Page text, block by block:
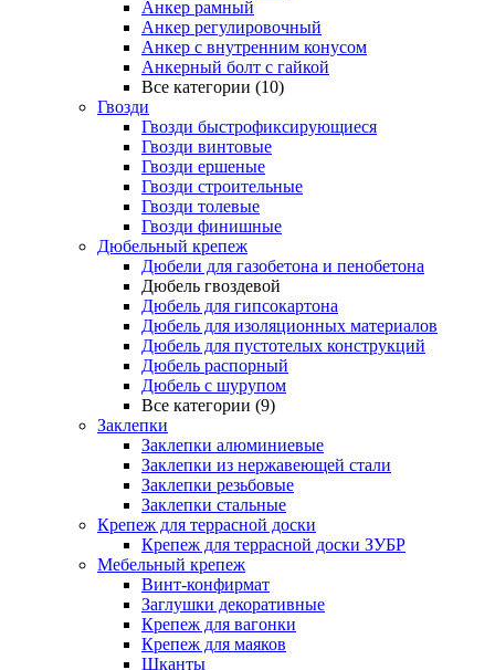
Анкер рамный
Анкер регулировочный
Анкер с внутренним конусом
Анкерный болт с гайкой
Все категории (10)
Гвозди
Гвозди быстрофиксирующиеся
Гвозди винтовые
Гвозди ершеные
Гвозди строительные
Гвозди толевые
Гвозди финишные
Дюбельный крепеж
Дюбели для газобетона и пенобетона
Дюбель гвоздевой
Дюбель для гипсокартона
Дюбель для изоляционных материалов
Дюбель для пустотелых конструкций
Дюбель распорный
Дюбель с шурупом
Все категории (9)
Заклепки
Заклепки алюминиевые
Заклепки из нержавеющей стали
Заклепки резьбовые
Заклепки стальные
Крепеж для террасной доски
Крепеж для террасной доски ЗУБР
Мебельный крепеж
Винт-конфирмат
Заглушки декоративные
Крепеж для вагонки
Крепеж для маяков
Шканты